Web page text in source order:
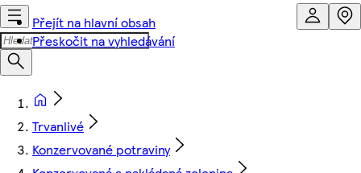
Přejít na hlavní obsah
Přeskočit na vyhledávání
Trvanlivé
Konzervované potraviny